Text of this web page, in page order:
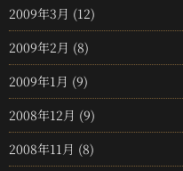
2009年3月 (12)
2009年2月 (8)
2009年1月 (9)
2008年12月 (9)
2008年11月 (8)